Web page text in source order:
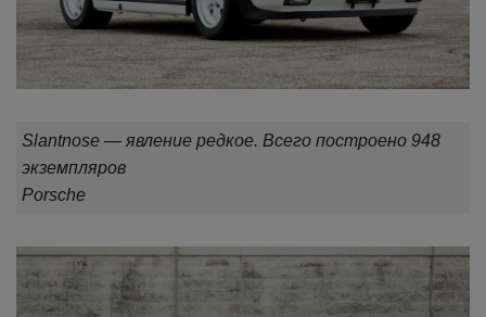
Slantnose — явление редкое. Всего построено 948
экземпляров
Porsche